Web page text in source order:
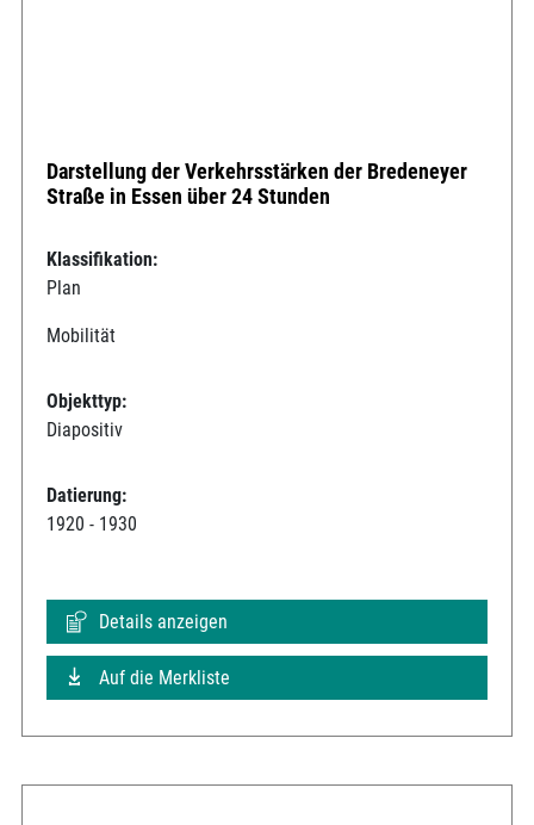
Darstellung der Verkehrsstärken der Bredeneyer
Straße in Essen über 24 Stunden
Klassifikation:
Plan
Mobilität
Objekttyp:
Diapositiv
Datierung:
1920 - 1930
Details anzeigen
Auf die Merkliste